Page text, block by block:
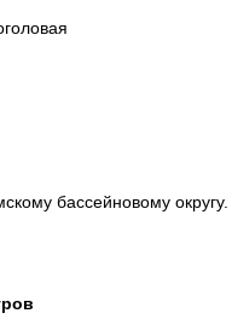
бассейновому округу.